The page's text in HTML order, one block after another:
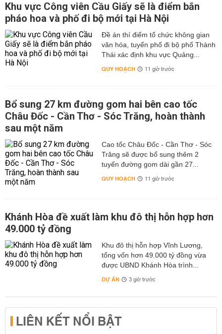
Khu vực Công viên Cầu Giấy sẽ là điểm bắn
pháo hoa và phố đi bộ mới tại Hà Nội
Đề án thí điểm tổ chức không gian
văn hóa, tuyến phố đi bộ phố Thành
Thái xác định khu vực Quảng...
QUY HOẠCH 11 giờ trước
Bổ sung 27 km đường gom hai bên cao tốc
Châu Đốc - Cần Thơ - Sóc Trăng, hoàn thành
sau một năm
Cao tốc Châu Đốc - Cần Thơ - Sóc
Trăng sẽ được bổ sung thêm 2
tuyến đường gom dài gần 27...
QUY HOẠCH 11 giờ trước
Khánh Hòa đề xuất làm khu đô thị hỗn hợp hơn
49.000 tỷ đồng
Khu đô thị hỗn hợp Vĩnh Lương,
tổng vốn hơn 49.000 tỷ đồng vừa
được UBND Khánh Hòa trình...
DỰ ÁN 3 giờ trước
LIÊN KẾT NỔI BẬT